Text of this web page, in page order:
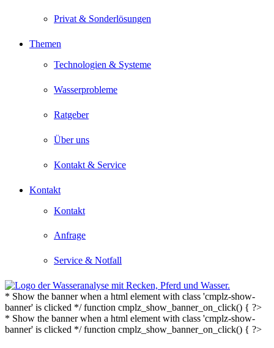
Privat & Sonderlösungen
Themen
Technologien & Systeme
Wasserprobleme
Ratgeber
Über uns
Kontakt & Service
Kontakt
Kontakt
Anfrage
Service & Notfall
* Show the banner when a html element with class 'cmplz-show-
banner' is clicked */ function cmplz_show_banner_on_click() { ?>
* Show the banner when a html element with class 'cmplz-show-
banner' is clicked */ function cmplz_show_banner_on_click() { ?>